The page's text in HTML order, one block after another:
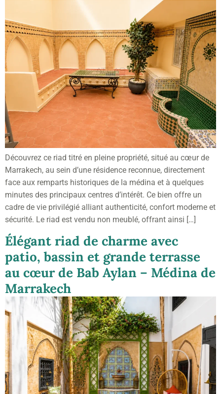
Découvrez ce riad titré en pleine propriété, situé au cœur de
Marrakech, au sein d’une résidence reconnue, directement
face aux remparts historiques de la médina et à quelques
minutes des principaux centres d’intérêt. Ce bien offre un
cadre de vie privilégié alliant authenticité, confort moderne et
sécurité. Le riad est vendu non meublé, offrant ainsi […]
Élégant riad de charme avec
patio, bassin et grande terrasse
au cœur de Bab Aylan – Médina de
Marrakech